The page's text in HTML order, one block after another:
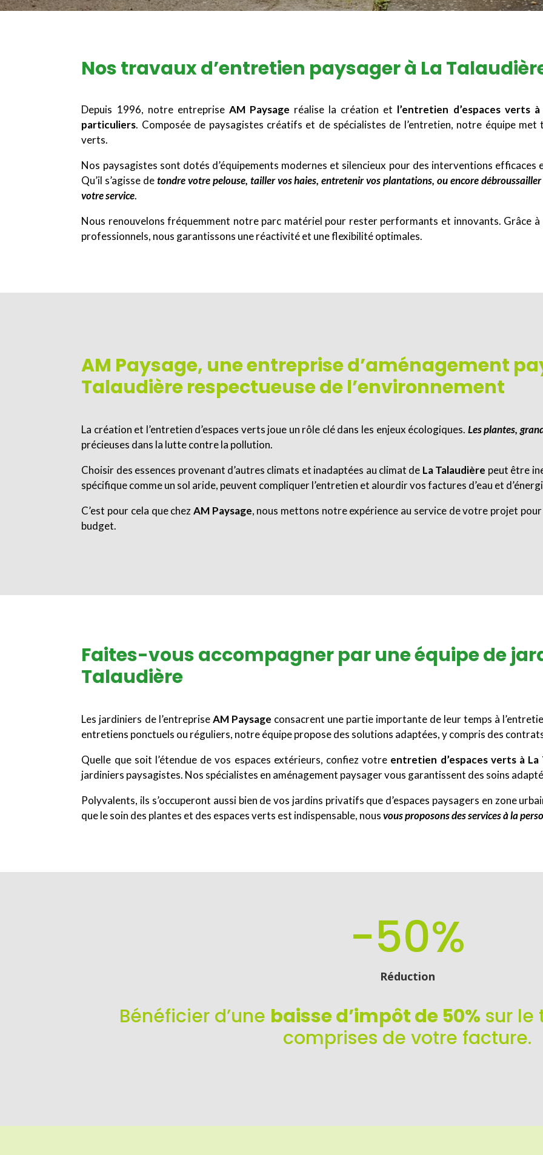
Nos travaux d’entretien paysager à La
Depuis 1996, notre entreprise AM Paysage réalise la création et l’entretien d’espaces verts
particuliers. Composée de paysagistes créatifs et de spécialistes de l’entretien, notre équipe
verts.
Nos paysagistes sont dotés d’équipements modernes et silencieux pour des interventions
Qu’il s’agisse detondre votre pelouse, tailler vos haies, entretenir vos plantations, ou encore
votre service.
Nous renouvelons fréquemment notre parc matériel pour rester performants et innovants. Grâce
professionnels, nous garantissons une réactivité et une flexibilité optimales.
AM Paysage, une entreprise d’aménagement
Talaudière respectueuse de l’environnement
La création et l’entretien d’espaces verts joue un rôle clé dans les enjeux écologiques. Les plantes,
précieuses dans la lutte contre la pollution.
Choisir des essences provenant d’autres climats et inadaptées au climat de La Talaudière peut être
spécifique comme un sol aride, peuvent compliquer l’entretien et alourdir vos factures d’eau et
C’est pour cela que chezAM Paysage, nous mettons notre expérience au service de votre projet
budget.
Faites-vous accompagner par une équipe de
Talaudière
Les jardiniers de l’entrepriseAM Paysage consacrent une partie importante de leur temps à
entretiens ponctuels ou réguliers, notre équipe propose des solutions adaptées, y compris des
Quelle que soit l’étendue de vos espaces extérieurs, confiez votre entretien d’espaces verts à La
jardiniers paysagistes. Nos spécialistes en aménagement paysager vous garantissent des soins
Polyvalents, ils s’occuperont aussi bien de vos jardins privatifs que d’espaces paysagers en zone
que le soin des plantes et des espaces verts est indispensable, nousvous proposons des services à la
-50%
Réduction
Bénéficier d’une baisse d’impôt de 50% sur le
comprises de votre facture.